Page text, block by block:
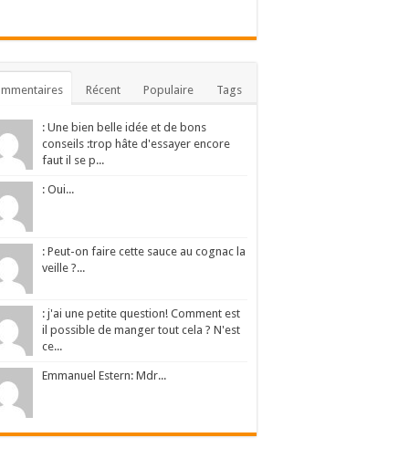
Récent Populaire Tags
: Une bien belle idée et de bons
conseils :trop hâte d'essayer encore
faut il se p...
: Oui...
: Peut-on faire cette sauce au cognac la
veille ?...
: j'ai une petite question! Comment est
il possible de manger tout cela ? N'est
ce...
Emmanuel Estern: Mdr...